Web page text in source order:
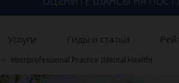
Услуги Гиды и статьи
Interprofessional Practice (Mental Health)